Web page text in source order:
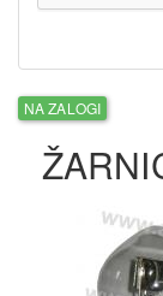
NA ZALOGI